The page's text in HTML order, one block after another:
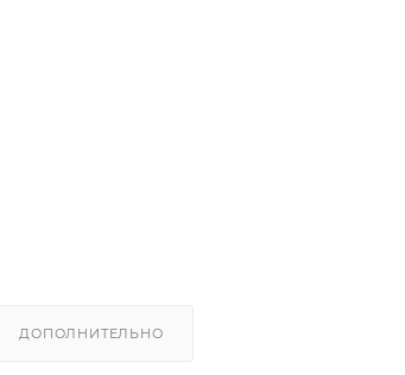
ДОПОЛНИТЕЛЬНО